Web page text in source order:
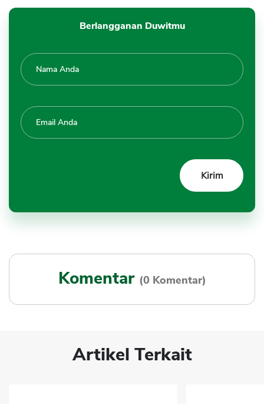
Berlangganan Duwitmu
Komentar (0 Komentar)
Artikel Terkait